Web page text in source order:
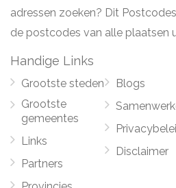
adressen zoeken? Dit
de postcodes van alle plaatsen
Handige Links
Grootste steden
Grootste
gemeentes
Links
Partners
Blogs
Disclaimer